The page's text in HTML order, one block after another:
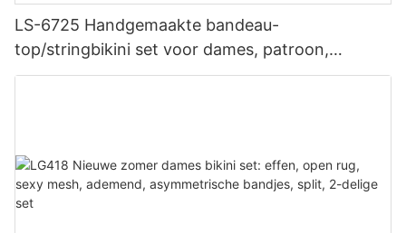
LS-6725 Handgemaakte bandeau-
top/stringbikini set voor dames, patroon,
dubbele voering, naadloze stof, strapless